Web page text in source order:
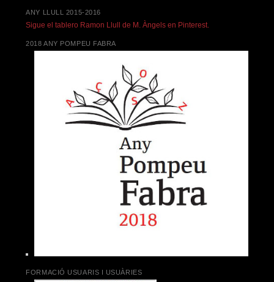
ANY LLULL 2015-2016
Sigue el tablero Ramon Llull de M. Àngels en Pinterest.
2018 ANY POMPEU FABRA
FORMACIÓ USUARIS I USUÀRIES